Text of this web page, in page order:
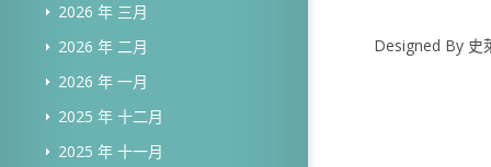
2026 年 三月
2026 年 二月
2026 年 一月
2025 年 十二月
2025 年 十一月
Designed By 史